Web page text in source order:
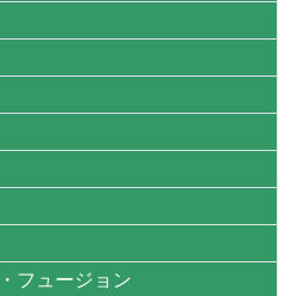
フュージョン